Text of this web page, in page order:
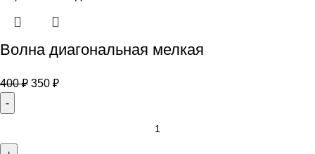
Волна диагональная мелкая
400₽ 350 ₽